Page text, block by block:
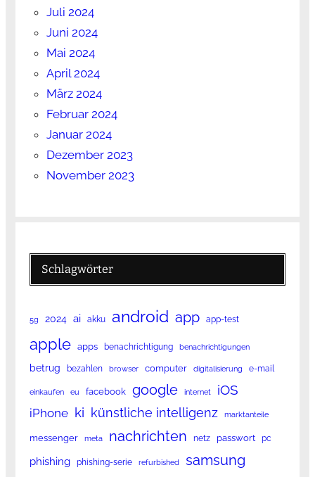
Juli 2024
Juni 2024
Mai 2024
April 2024
März 2024
Februar 2024
Januar 2024
Dezember 2023
November 2023
Schlagwörter
5g 2024 ai akku android app app-test
apple apps benachrichtigung benachrichtigungen
betrug bezahlen browser computer digitalisierung e-mail
einkaufen eu facebook google internet iOS
iPhone ki künstliche intelligenz marktanteile
messenger meta nachrichten netz passwort pc
phishing phishing-serie refurbished samsung